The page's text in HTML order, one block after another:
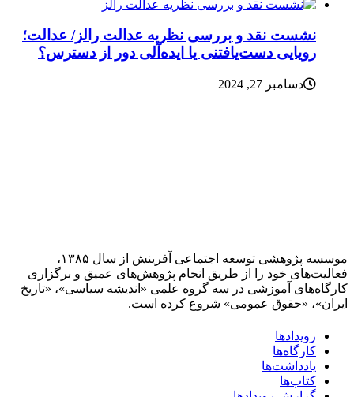
نشست نقد و بررسی نظریه عدالت رالز/ عدالت؛
رویایی دست‌یافتنی یا ایده‌آلی دور از دسترس؟
دسامبر 27, 2024
موسسه پژوهشی توسعه اجتماعی آفرینش از سال ۱۳۸۵،
فعالیت‌های خود را از طریق انجام پژوهش‌های عمیق و برگزاری
کارگاه‌های آموزشی در سه گروه علمی «اندیشه سیاسی»، «تاریخ
ایران»، «حقوق عمومی» شروع کرده است.
رویدادها
کارگاه‌ها
یادداشت‌ها
کتاب‌ها